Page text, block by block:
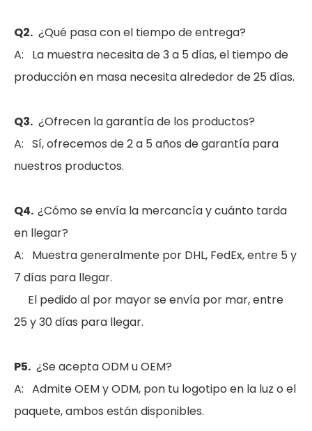
Q2. ¿Qué pasa con el tiempo de entrega?
A: La muestra necesita de 3 a 5 días, el tiempo de
producción en masa necesita alrededor de 25 días.
Q3. ¿Ofrecen la garantía de los productos?
A: Sí, ofrecemos de 2 a 5 años de garantía para
nuestros productos.
Q4. ¿Cómo se envía la mercancía y cuánto tarda
en llegar?
A: Muestra generalmente por DHL, FedEx, entre 5 y
7 días para llegar.
El pedido al por mayor se envía por mar, entre
25 y 30 días para llegar.
P5. ¿Se acepta ODM u OEM?
A: Admite OEM y ODM, pon tu logotipo en la luz o el
paquete, ambos están disponibles.